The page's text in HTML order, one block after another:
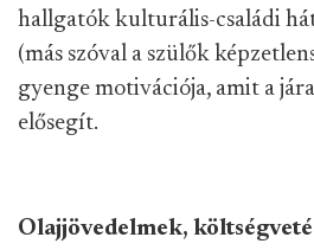
hallgatók kulturális-családi
(más szóval a szülők
gyenge motivációja, amit a
elősegít.
Olajjövedelmek,